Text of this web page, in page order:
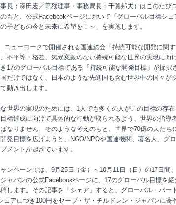
長：深田宏／専務理事・事務局長：千賀邦夫）はこのたび
もと、公式Facebookページにおいて「グローバル目標シ
子どもの今と未来に希望を！～」を実施します。
ニューヨークで開催される国連総会「持続可能な開発に関
不平等・格差、気候変動のない持続可能な世界の実現に向
17のグローバル目標である「持続可能な開発目標」が採択
だけではなく、日本のような先進国も含む世界中の国々が
動き出します。
世界の実現のためには、1人でも多くの人がこの目標の存
標達成に向けて具体的な行動が取られるよう、世界の指導
なりません。そのような考えのもと、世界で70億の人たち
発目標を広げようと、NGO/NPOや国連機関、著名人、グ
メントが起きています。
ンペーンでは、9月25日（金）～10月11日（日）の17日間
ジャパンの公式Facebookページに、17のグローバル目標を
します。その記事を「シェア」すると、グローバル・パー
ェアにつき100円をセーブ・ザ・チルドレン・ジャパンに寄